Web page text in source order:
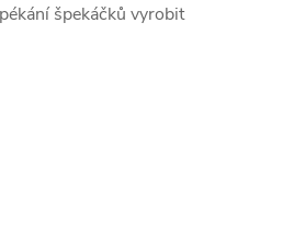
špekáčků vyrobit